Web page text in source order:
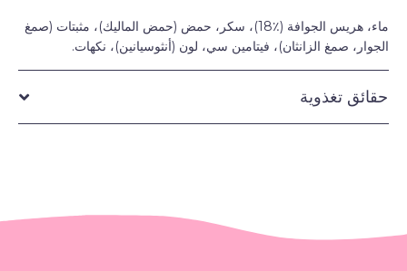
ماء، هريس الجوافة (٪18)، سكر، حمض (حمض الماليك)، مثبتات (صمغ
الجوار، صمغ الزانثان)، فيتامين سي، لون (أنثوسيانين)، نكهات.
حقائق تغذوية